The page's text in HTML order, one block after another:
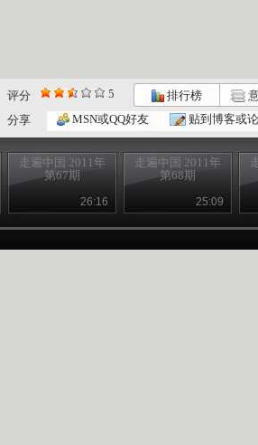
评分 5 排行榜
分享
MSN或QQ好友 贴到博客或
走遍中国 2011年
第67期
26:16
走遍中国 2011年
第68期
25:09